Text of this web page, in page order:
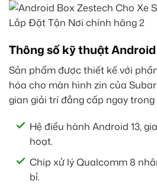
Thông số kỹ thuật
Sản phẩm được thiết kế với
hóa cho màn hình zin của
gian giải trí đẳng cấp ngay
Hệ điều hành Android 13,
hoạt.
Chip xử lý Qualcomm 8
bỉ.